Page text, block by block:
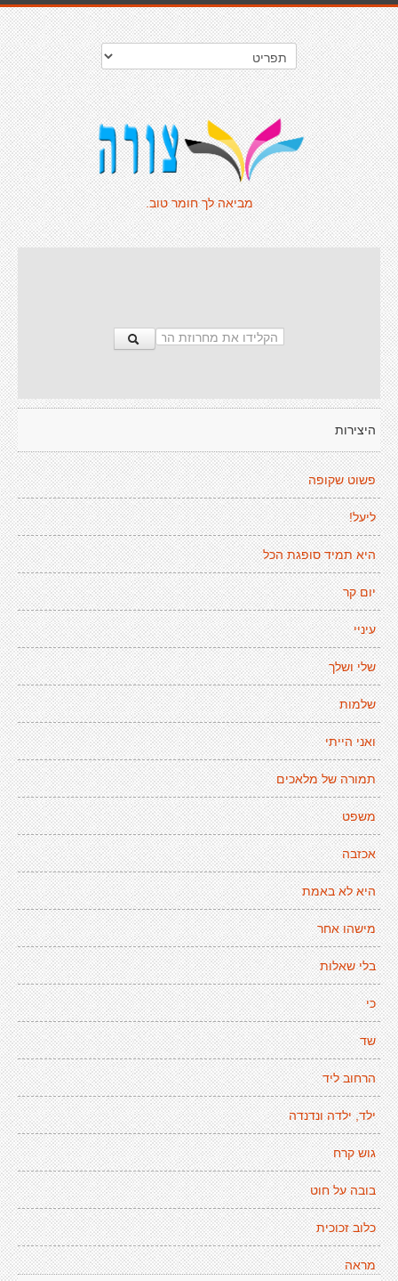
מביאה לך חומר טוב.
היצירות
פשוט שקופה
ליעל!
היא תמיד סופגת הכל
יום קר
עיניי
שלי ושלך
שלמות
ואני הייתי
תמורה של מלאכים
משפט
אכזבה
היא לא באמת
מישהו אחר
בלי שאלות
כי
שד
הרחוב ליד
ילד, ילדה ונדנדה
גוש קרח
בובה על חוט
כלוב זכוכית
מראה